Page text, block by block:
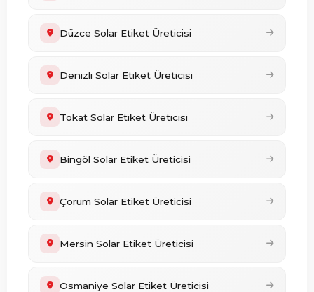
Düzce Solar Etiket Üreticisi
Denizli Solar Etiket Üreticisi
Tokat Solar Etiket Üreticisi
Bingöl Solar Etiket Üreticisi
Çorum Solar Etiket Üreticisi
Mersin Solar Etiket Üreticisi
Osmaniye Solar Etiket Üreticisi